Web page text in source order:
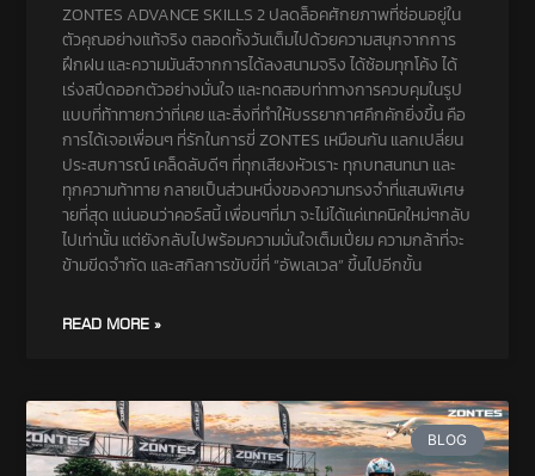
ZONTES ADVANCE SKILLS 2 ปลดล็อคศักยภาพที่ซ่อนอยู่ใน
ตัวคุณอย่างแท้จริง ตลอดทั้งวันเต็มไปด้วยความสนุกจากการ
ฝึกฝน และความมันส์จากการได้ลงสนามจริง ได้ซ้อมทุกโค้ง ได้
เร่งสปีดออกตัวอย่างมั่นใจ และทดสอบท่าทางการควบคุมในรูป
แบบที่ท้าทายกว่าที่เคย และสิ่งที่ทำให้บรรยากาศคึกคักยิ่งขึ้น คือ
การได้เจอเพื่อนๆ ที่รักในการขี่ ZONTES เหมือนกัน แลกเปลี่ยน
ประสบการณ์ เคล็ดลับดีๆ ที่ทุกเสียงหัวเราะ ทุกบทสนทนา และ
ทุกความท้าทาย กลายเป็นส่วนหนึ่งของความทรงจำที่แสนพิเศษ
ายที่สุด แน่นอนว่าคอร์สนี้ เพื่อนๆที่มา จะไม่ได้แค่เทคนิคใหม่ๆกลับ
ไปเท่านั้น แต่ยังกลับไปพร้อมความมั่นใจเต็มเปี่ยม ความกล้าที่จะ
ข้ามขีดจำกัด และสกิลการขับขี่ที่ “อัพเลเวล” ขึ้นไปอีกขั้น
READ MORE »
BLOG